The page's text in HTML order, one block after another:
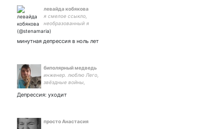
левайда кобякова
я смелое ссыкло,
необразованный я
психопат.
минутная депрессия в ноль лет
биполярный медведь
инженер. люблю Лего,
звёздные войны,
Депрессия: уходит
просто Анастасия